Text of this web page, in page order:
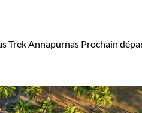
Trek Annapurnas Prochain